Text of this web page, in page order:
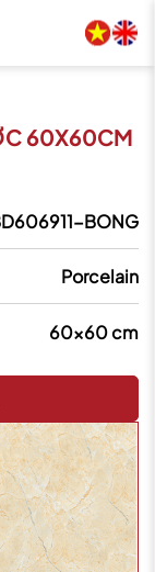
60X60CM
BONG
Porcelain
60x60 cm